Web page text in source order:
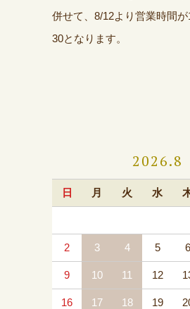
併せて、8/12より営業時間が
30となります。
2026.8
日 月 火 水
2 3 4 5 6
9 10 11 12
16 17 18 19